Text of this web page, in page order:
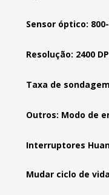
Sensor óptico: 800-
Resolução: 2400
Taxa de
Outros: Modo de
Interruptores
Mudar ciclo de